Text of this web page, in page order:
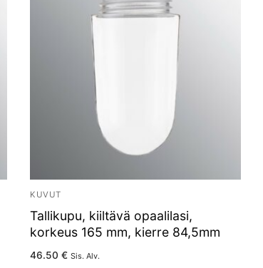
KUVUT
Tallikupu, kiiltävä opaalilasi,
korkeus 165 mm, kierre 84,5mm
46.50 € Sis. Alv.